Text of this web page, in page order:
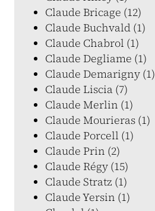
Claude Bricage (12)
Claude Buchvald (1)
Claude Chabrol (1)
Claude Degliame (1)
Claude Demarigny (1)
Claude Liscia (7)
Claude Merlin (1)
Claude Mourieras (1)
Claude Porcell (1)
Claude Prin (2)
Claude Régy (15)
Claude Stratz (1)
Claude Yersin (1)